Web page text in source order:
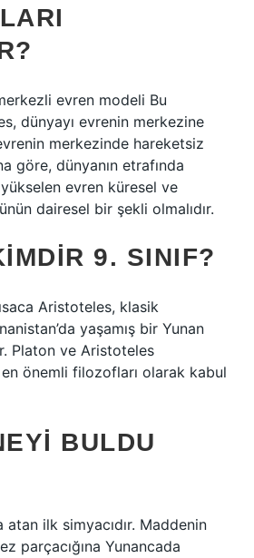
evren modeli Bu
dünyayı evrenin merkezine
merkezinde hareketsiz
göre, dünyanın etrafında
evren küresel ve
dairesel bir şekli olmalıdır.
9. SINIF?
Aristoteles, klasik
yaşamış bir Yunan
Platon ve Aristoteles
önemli filozofları olarak kabul
BULDU
ilk simyacıdır. Maddenin
parçacığına Yunancada